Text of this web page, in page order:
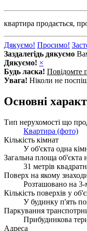
квартира продається,
Дякуємо! Просимо!
Заздалегідь дякуємо
Дякуємо! ×
Будь ласка! Повідомте
Увага! Ніколи не
Основні
Тип нерухомості що
Квартира (фото)
Кількість кімнат
У об'єкта одна
Загальна площа об'єкта
31 метрів
Поверх на якому
Розташовано на 3-
Кількість поверхів у
У будинку п'ять
Паркування
Прибудинкова
Адреса